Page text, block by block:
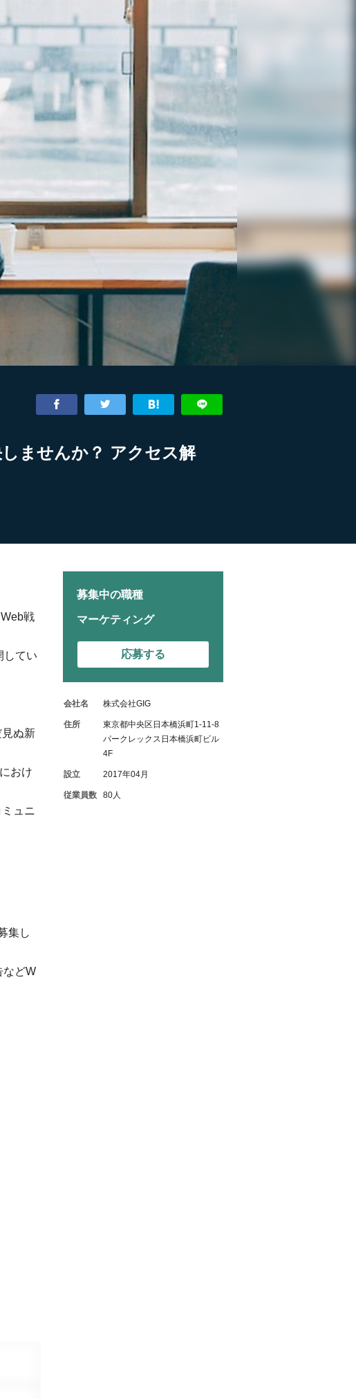
ませんか？ アクセス解
戦
してい
ぬ新
おけ
ュニ
集し
などW
募集中の職種
マーケティング
応募する
会社名 株式会社GIG
住所
東京都中央区日本橋浜町1-11-8
パークレックス日本橋浜町ビル
4F
設立 2017年04月
従業員数 80人